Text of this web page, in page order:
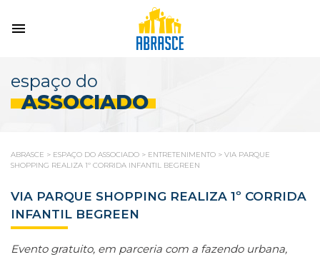
espaço do
ASSOCIADO
ABRASCE > ESPAÇO DO ASSOCIADO > ENTRETENIMENTO > VIA PARQUE
SHOPPING REALIZA 1º CORRIDA INFANTIL BEGREEN
VIA PARQUE SHOPPING REALIZA 1º CORRIDA
INFANTIL BEGREEN
Evento gratuito, em parceria com a fazendo urbana,